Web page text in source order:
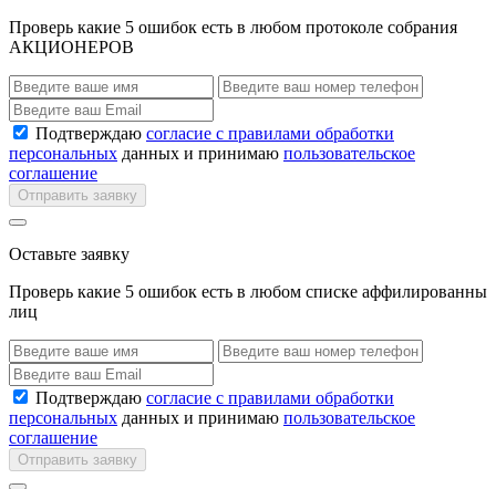
Проверь какие 5 ошибок есть в любом протоколе собрания
АКЦИОНЕРОВ
Подтверждаю согласие с правилами обработки
персональных данных и принимаю пользовательское
соглашение
Отправить заявку
Оставьте заявку
Проверь какие 5 ошибок есть в любом списке аффилированны
лиц
Подтверждаю согласие с правилами обработки
персональных данных и принимаю пользовательское
соглашение
Отправить заявку